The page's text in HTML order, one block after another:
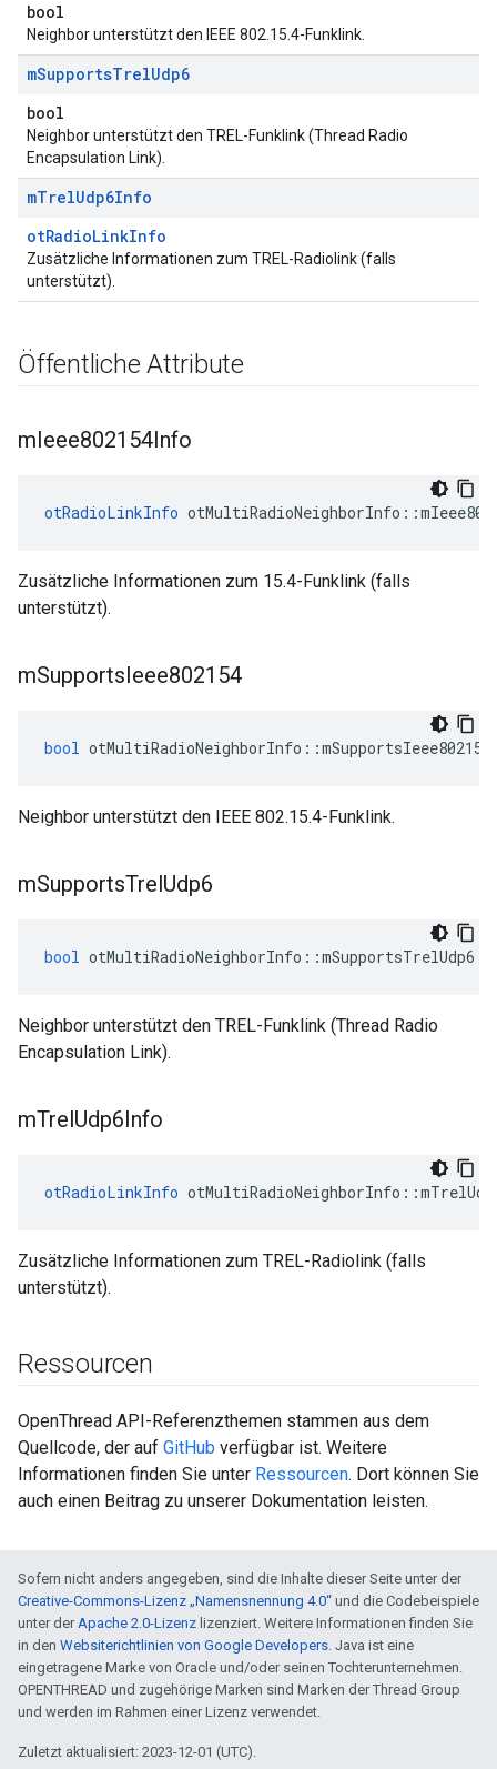
bool
Neighbor unterstützt den IEEE 802.15.4-Funklink.
mSupportsTrelUdp6
bool
Neighbor unterstützt den TREL-Funklink (Thread Radio
Encapsulation Link).
mTrelUdp6Info
otRadioLinkInfo
Zusätzliche Informationen zum TREL-Radiolink (falls
unterstützt).
Öffentliche Attribute
mIeee802154Info
otRadioLinkInfo otMultiRadioNeighborInfo ::
Zusätzliche Informationen zum 15.4-Funklink (falls
unterstützt).
mSupportsIeee802154
bool otMultiRadioNeighborInfo ::mSupportsIeee802154
Neighbor unterstützt den IEEE 802.15.4-Funklink.
mSupportsTrelUdp6
bool otMultiRadioNeighborInfo ::mSupportsTrelUdp6
Neighbor unterstützt den TREL-Funklink (Thread Radio
Encapsulation Link).
mTrelUdp6Info
otRadioLinkInfo otMultiRadioNeighborInfo ::
Zusätzliche Informationen zum TREL-Radiolink (falls
unterstützt).
Ressourcen
OpenThread API-Referenzthemen stammen aus dem
Quellcode, der auf GitHub verfügbar ist. Weitere
Informationen finden Sie unter Ressourcen. Dort können Sie
auch einen Beitrag zu unserer Dokumentation leisten.
Sofern nicht anders angegeben, sind die Inhalte dieser Seite unter der
Creative-Commons-Lizenz „Namensnennung 4.0“ und die Codebeispiele
unter derApache 2.0-Lizenz lizenziert. Weitere Informationen finden Sie
in den Websiterichtlinien von Google Developers. Java ist eine
eingetragene Marke von Oracle und/oder seinen Tochterunternehmen.
OPENTHREAD und zugehörige Marken sind Marken der Thread Group
und werden im Rahmen einer Lizenz verwendet.
Zuletzt aktualisiert: 2023-12-01 (UTC).